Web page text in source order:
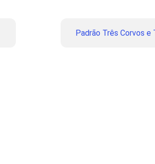
Padrão Três Corvos e